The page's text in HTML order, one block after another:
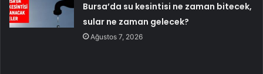
Bursa’da su kesintisi ne zaman bitecek,
sular ne zaman gelecek?
Ağustos 7, 2026